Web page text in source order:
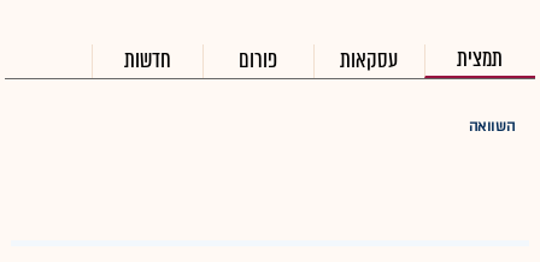
תמצית עסקאות פורום חדשות
השוואה